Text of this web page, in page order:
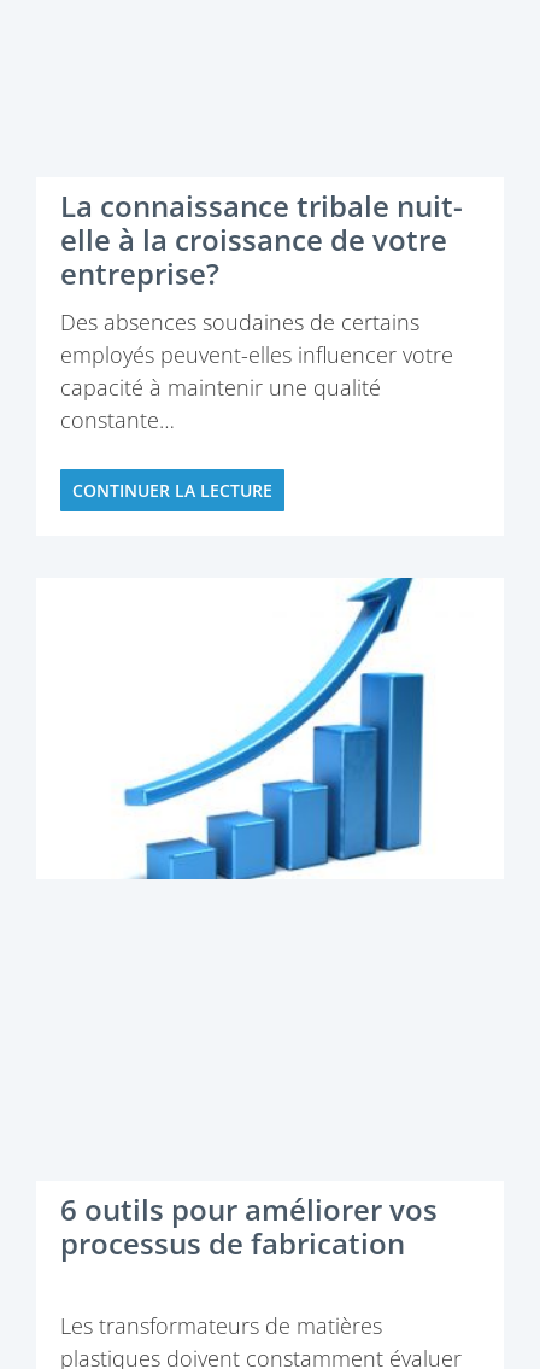
La connaissance tribale nuit-
elle à la croissance de votre
entreprise?
Des absences soudaines de certains
employés peuvent-elles influencer votre
capacité à maintenir une qualité
constante…
CONTINUER LA LECTURE
6 outils pour améliorer vos
processus de fabrication
Les transformateurs de matières
plastiques doivent constamment évaluer